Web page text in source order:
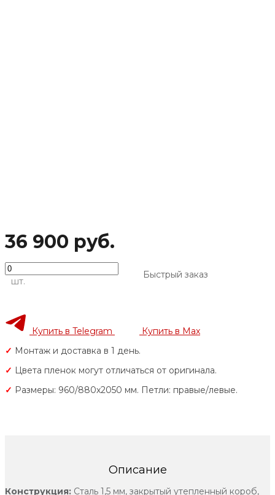
36 900 руб.
шт.
Быстрый заказ
Купить в Telegram
Купить в Max
✓ Монтаж и доставка в 1 день.
✓ Цвета пленок могут отличаться от оригинала.
✓ Размеры: 960/880х2050 мм. Петли: правые/левые.
Описание
Конструкция: Сталь 1,5 мм, закрытый утепленный короб,